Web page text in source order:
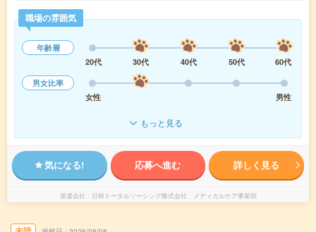
職場の雰囲気
年齢層
20代
30代 40代 50代
60代
男女比率
女性
男性
もっと見る
気になる! 応募へ進む 詳しく見る
派遣会社 日研トータルソーシング株式会社 メディカルケア事業部